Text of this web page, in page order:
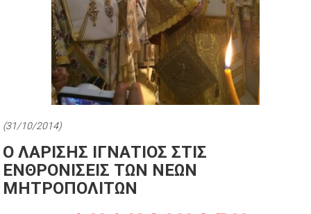
(31/10/2014)
Ο ΛΑΡΙΣΗΣ ΙΓΝΑΤΙΟΣ ΣΤΙΣ
ΕΝΘΡΟΝΙΣΕΙΣ ΤΩΝ ΝΕΩΝ
ΜΗΤΡΟΠΟΛΙΤΩΝ